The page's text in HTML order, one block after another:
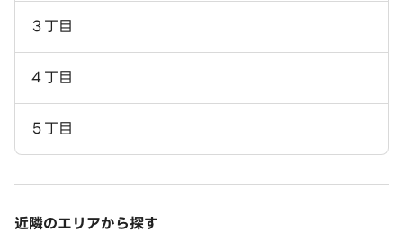
３丁目
４丁目
５丁目
近隣のエリアから探す